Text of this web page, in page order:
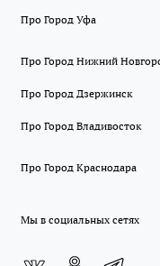
Про Город Уфа
Про Город Нижний
Про Город Дзержинск
Про Город Владивосток
Про Город Краснодара
Мы в социальных сетях